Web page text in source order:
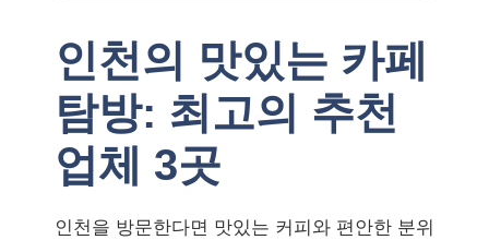
인천의 맛있는 카페
탐방: 최고의 추천
업체 3곳
인천을 방문한다면 맛있는 커피와 편안한 분위